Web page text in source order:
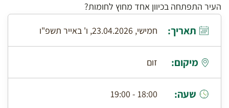
העיר התפתחה בכיוון אחד מחוץ לחומות?
תאריך: חמישי, 23.04.2026, ו' באייר תשפ"ו
מיקום: זום
שעה: 18:00 - 19:00